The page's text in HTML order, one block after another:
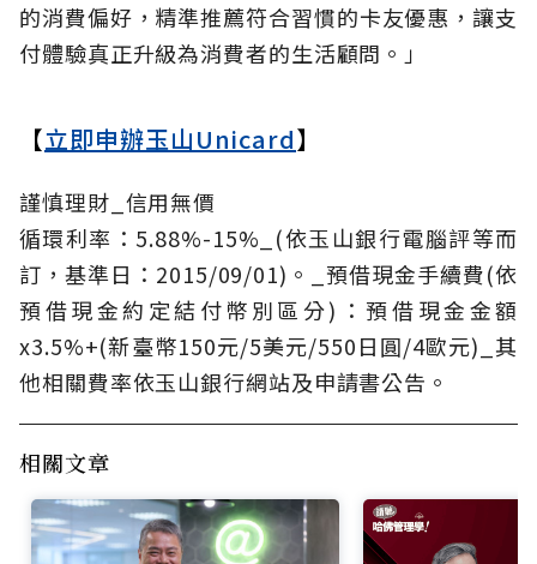
的消費偏好，精準推薦符合習慣的卡友優惠，讓支
付體驗真正升級為消費者的生活顧問。」
【立即申辦玉山Unicard】
謹慎理財_信用無價
循環利率：5.88%-15%_(依玉山銀行電腦評等而
訂，基準日：2015/09/01)。_預借現金手續費(依
預借現金約定結付幣別區分)：預借現金金額
x3.5%+(新臺幣150元/5美元/550日圓/4歐元)_其
他相關費率依玉山銀行網站及申請書公告。
相關文章